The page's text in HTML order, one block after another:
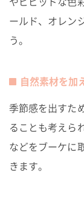
ールド、オレン
う。
自然素材を加
季節感を出すた
ることも考えら
などをブーケに
きます。